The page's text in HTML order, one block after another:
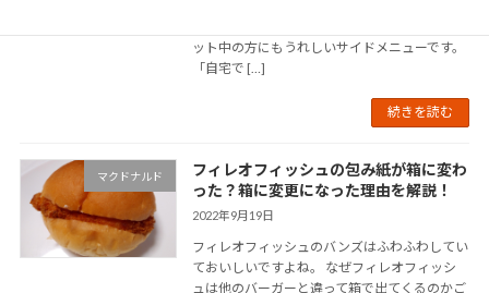
ット中の方にもうれしいサイドメニューです。
「自宅で […]
続きを読む
マクドナルド
フィレオフィッシュの包み紙が箱に変わ
った？箱に変更になった理由を解説！
2022年9月19日
フィレオフィッシュのバンズはふわふわしてい
ておいしいですよね。 なぜフィレオフィッシ
ュは他のバーガーと違って箱で出てくるのかご